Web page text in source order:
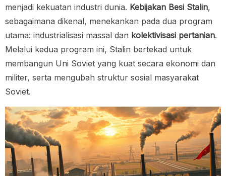
menjadi kekuatan industri dunia. Kebijakan Besi Stalin,
sebagaimana dikenal, menekankan pada dua program
utama: industrialisasi massal dan kolektivisasi pertanian.
Melalui kedua program ini, Stalin bertekad untuk
membangun Uni Soviet yang kuat secara ekonomi dan
militer, serta mengubah struktur sosial masyarakat
Soviet.